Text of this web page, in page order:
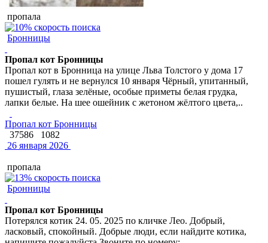
пропала
Бронницы
Пропал кот Бронницы
Пропал кот в Бронница на улице Льва Толстого у дома 17
пошел гулять и не вернулся 10 января Чёрный, упитанный,
пушистый, глаза зелёные, особые приметы белая грудка,
лапки белые. На шее ошейник с жетоном жёлтого цвета,..
Пропал кот Бронницы
37586
1082
26 января 2026
пропала
Бронницы
Пропал кот Бронницы
Потерялся котик 24. 05. 2025 по кличке Лео. Добрый,
ласковый, спокойный. Добрые люди, если найдите котика,